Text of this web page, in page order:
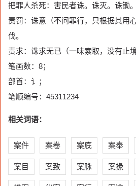
把罪人杀死：害民者诛。诛灭。诛锄
责罚：诛意（不问罪行，只根据其用
伐。
责求：诛求无已（一味索取，没有止境
笔画数：8；
部首：讠；
笔顺编号：45311234
相关词语：
案件 案卷 案底 案奉
案目 案致 案脉 案掾